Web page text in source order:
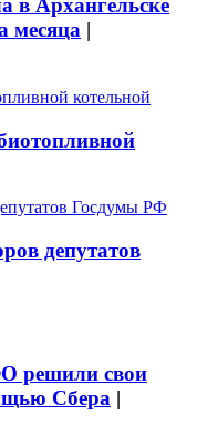
в Архангельске
месяца |
депутатов
решили свои
Сбера |